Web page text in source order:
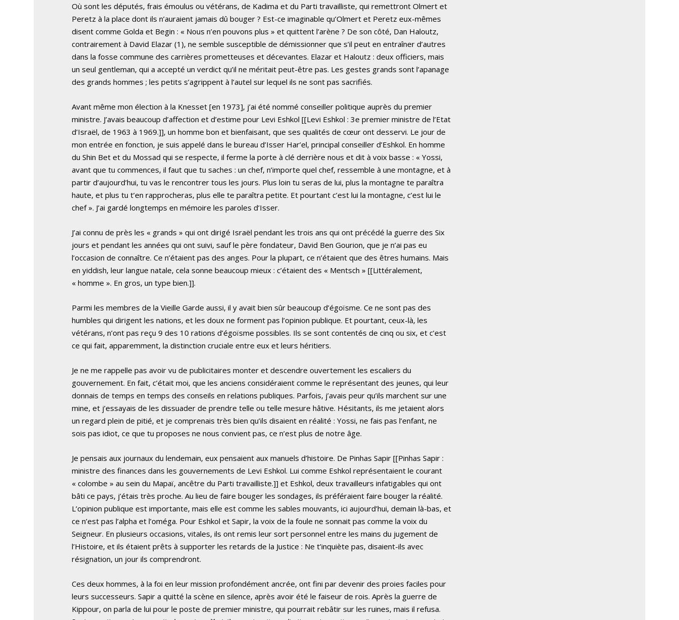
Où sont les députés, frais émoulus ou vétérans, de Kadima et du Parti travailliste, qui remettront Olmert et
Peretz à la place dont ils n’auraient jamais dû bouger ? Est-ce imaginable qu’Olmert et Peretz eux-mêmes
disent comme Golda et Begin : « Nous n’en pouvons plus » et quittent l’arène ? De son côté, Dan Haloutz,
contrairement à David Elazar (1), ne semble susceptible de démissionner que s’il peut en entraîner d’autres
dans la fosse commune des carrières prometteuses et décevantes. Elazar et Haloutz : deux officiers, mais
un seul gentleman, qui a accepté un verdict qu’il ne méritait peut-être pas. Les gestes grands sont l’apanage
des grands hommes ; les petits s’agrippent à l’autel sur lequel ils ne sont pas sacrifiés.
Avant même mon élection à la Knesset [en 1973], j’ai été nommé conseiller politique auprès du premier
ministre. J’avais beaucoup d’affection et d’estime pour Levi Eshkol [[Levi Eshkol : 3e premier ministre de l’Etat
d’Israël, de 1963 à 1969.]], un homme bon et bienfaisant, que ses qualités de cœur ont desservi. Le jour de
mon entrée en fonction, je suis appelé dans le bureau d’Isser Har’el, principal conseiller d’Eshkol. En homme
du Shin Bet et du Mossad qui se respecte, il ferme la porte à clé derrière nous et dit à voix basse : « Yossi,
avant que tu commences, il faut que tu saches : un chef, n’importe quel chef, ressemble à une montagne, et à
partir d’aujourd’hui, tu vas le rencontrer tous les jours. Plus loin tu seras de lui, plus la montagne te paraîtra
haute, et plus tu t’en rapprocheras, plus elle te paraîtra petite. Et pourtant c’est lui la montagne, c’est lui le
chef ». J’ai gardé longtemps en mémoire les paroles d’Isser.
J’ai connu de près les « grands » qui ont dirigé Israël pendant les trois ans qui ont précédé la guerre des Six
jours et pendant les années qui ont suivi, sauf le père fondateur, David Ben Gourion, que je n’ai pas eu
l’occasion de connaître. Ce n’étaient pas des anges. Pour la plupart, ce n’étaient que des êtres humains. Mais
en yiddish, leur langue natale, cela sonne beaucoup mieux : c’étaient des « Mentsch » [[Littéralement,
« homme ». En gros, un type bien.]].
Parmi les membres de la Vieille Garde aussi, il y avait bien sûr beaucoup d’égoïsme. Ce ne sont pas des
humbles qui dirigent les nations, et les doux ne forment pas l’opinion publique. Et pourtant, ceux-là, les
vétérans, n’ont pas reçu 9 des 10 rations d’égoïsme possibles. Ils se sont contentés de cinq ou six, et c’est
ce qui fait, apparemment, la distinction cruciale entre eux et leurs héritiers.
Je ne me rappelle pas avoir vu de publicitaires monter et descendre ouvertement les escaliers du
gouvernement. En fait, c’était moi, que les anciens considéraient comme le représentant des jeunes, qui leur
donnais de temps en temps des conseils en relations publiques. Parfois, j’avais peur qu’ils marchent sur une
mine, et j’essayais de les dissuader de prendre telle ou telle mesure hâtive. Hésitants, ils me jetaient alors
un regard plein de pitié, et je comprenais très bien qu’ils disaient en réalité : Yossi, ne fais pas l’enfant, ne
sois pas idiot, ce que tu proposes ne nous convient pas, ce n’est plus de notre âge.
Je pensais aux journaux du lendemain, eux pensaient aux manuels d’histoire. De Pinhas Sapir [[Pinhas Sapir :
ministre des finances dans les gouvernements de Levi Eshkol. Lui comme Eshkol représentaient le courant
« colombe » au sein du Mapaï, ancêtre du Parti travailliste.]] et Eshkol, deux travailleurs infatigables qui ont
bâti ce pays, j’étais très proche. Au lieu de faire bouger les sondages, ils préféraient faire bouger la réalité.
L’opinion publique est importante, mais elle est comme les sables mouvants, ici aujourd’hui, demain là-bas, et
ce n’est pas l’alpha et l’oméga. Pour Eshkol et Sapir, la voix de la foule ne sonnait pas comme la voix du
Seigneur. En plusieurs occasions, vitales, ils ont remis leur sort personnel entre les mains du jugement de
l’Histoire, et ils étaient prêts à supporter les retards de la Justice : Ne t’inquiète pas, disaient-ils avec
résignation, un jour ils comprendront.
Ces deux hommes, à la foi en leur mission profondément ancrée, ont fini par devenir des proies faciles pour
leurs successeurs. Sapir a quitté la scène en silence, après avoir été le faiseur de rois. Après la guerre de
Kippour, on parla de lui pour le poste de premier ministre, qui pourrait rebâtir sur les ruines, mais il refusa.